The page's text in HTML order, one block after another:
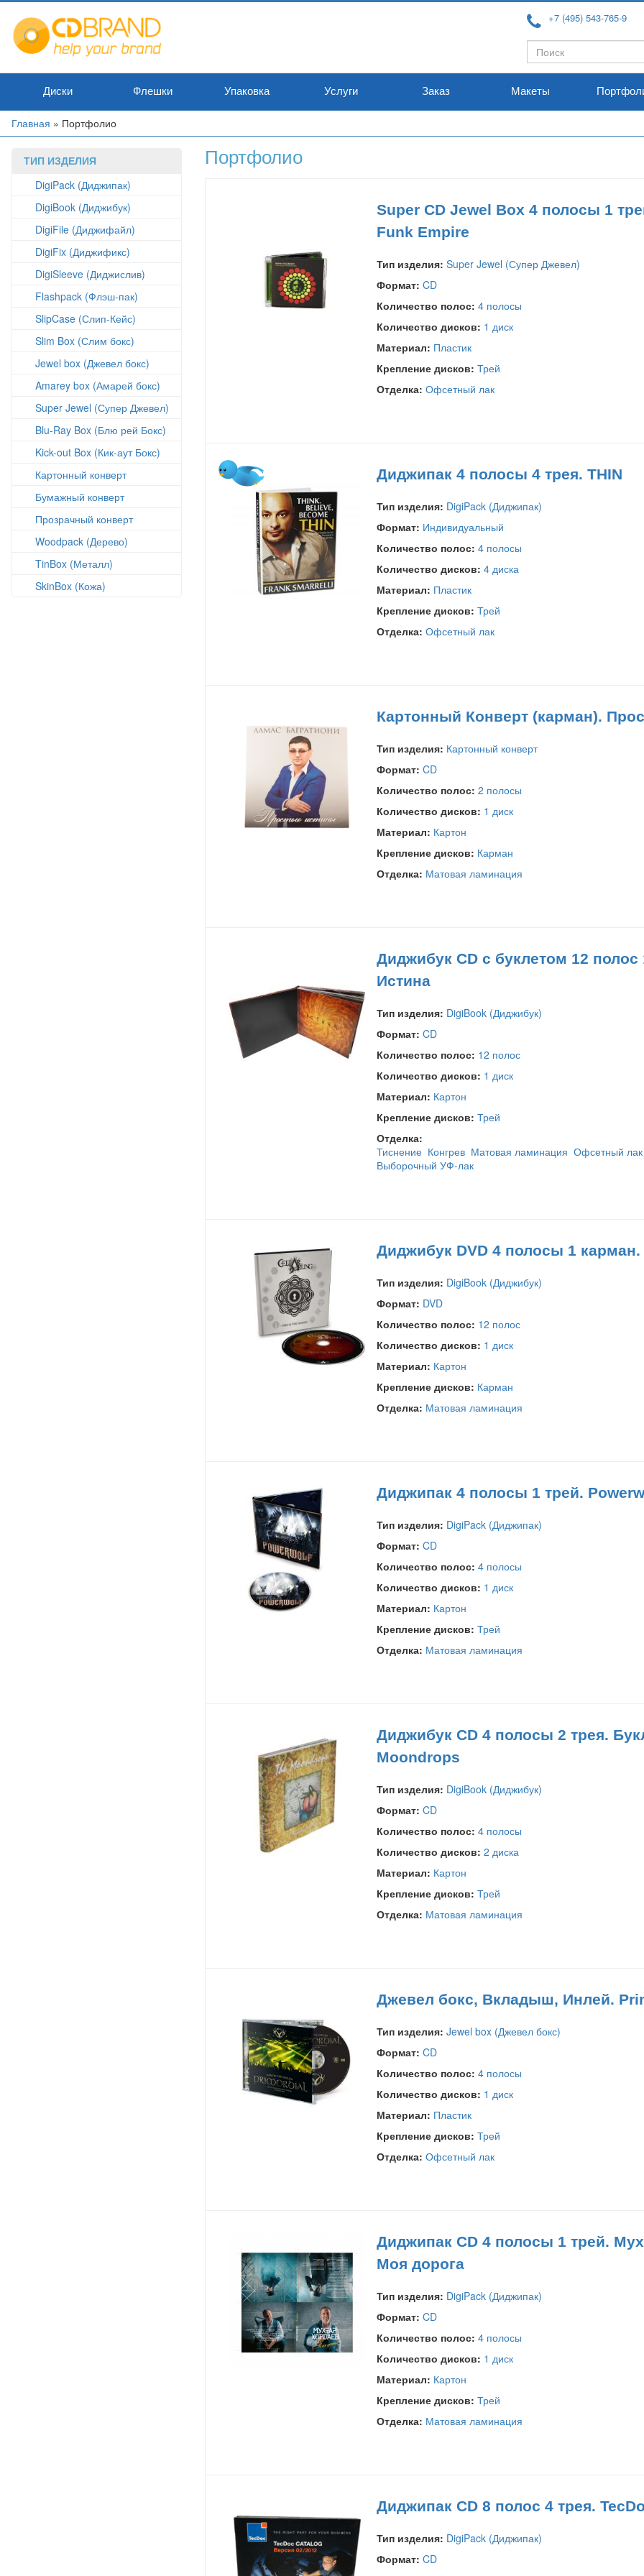
Перейти
основному
содержанию
+7 (495) 543-765-9
Форма
поиска
Поиск
Диски Флешки Упаковка Услуги Заказ Макеты
Вы
Главная » Портфолио
ТИП ИЗДЕЛИЯ
DigiPack (Диджипак)
DigiBook (Диджибук)
DigiFile (Диджифайл)
DigiFix (Диджификс)
DigiSleeve (Диджислив)
Flashpack (Флэш-пак)
SlipCase (Слип-Кейс)
Slim Box (Слим бокс)
Jewel box (Джевел бокс)
Amarey box (Амарей бокс)
Super Jewel (Супер Джевел)
Blu-Ray Box (Блю рей Бокс)
Kick-out Box (Кик-аут Бокс)
Картонный конверт
Бумажный конверт
Прозрачный конверт
Woodpack (Дерево)
TinBox (Металл)
SkinBox (Кожа)
Портфолио
Super CD Jewel Box 4 полосы 1
Funk Empire
Тип изделия: Super Jewel (Супер Джевел)
Формат: CD
Количество полос: 4 полосы
Количество дисков: 1 диск
Материал: Пластик
Крепление дисков: Трей
Отделка: Офсетный лак
Диджипак 4 полосы 4 трея. THIN
Тип изделия: DigiPack (Диджипак)
Формат: Индивидуальный
Количество полос: 4 полосы
Количество дисков: 4 диска
Материал: Пластик
Крепление дисков: Трей
Отделка: Офсетный лак
Картонный Конверт (карман).
Тип изделия: Картонный конверт
Формат: CD
Количество полос: 2 полосы
Количество дисков: 1 диск
Материал: Картон
Крепление дисков: Карман
Отделка: Матовая ламинация
Диджибук CD с буклетом 12 полос
Истина
Тип изделия: DigiBook (Диджибук)
Формат: CD
Количество полос: 12 полос
Количество дисков: 1 диск
Материал: Картон
Крепление дисков: Трей
Отделка:
Тиснение Конгрев Матовая ламинация Офсетный лак
Выборочный УФ-лак
Диджибук DVD 4 полосы 1
Тип изделия: DigiBook (Диджибук)
Формат: DVD
Количество полос: 12 полос
Количество дисков: 1 диск
Материал: Картон
Крепление дисков: Карман
Отделка: Матовая ламинация
Диджипак 4 полосы 1 трей.
Тип изделия: DigiPack (Диджипак)
Формат: CD
Количество полос: 4 полосы
Количество дисков: 1 диск
Материал: Картон
Крепление дисков: Трей
Отделка: Матовая ламинация
Диджибук CD 4 полосы 2 трея.
Moondrops
Тип изделия: DigiBook (Диджибук)
Формат: CD
Количество полос: 4 полосы
Количество дисков: 2 диска
Материал: Картон
Крепление дисков: Трей
Отделка: Матовая ламинация
Джевел бокс, Вкладыш, Инлей.
Тип изделия: Jewel box (Джевел бокс)
Формат: CD
Количество полос: 4 полосы
Количество дисков: 1 диск
Материал: Пластик
Крепление дисков: Трей
Отделка: Офсетный лак
Диджипак CD 4 полосы 1 трей.
Моя дорога
Тип изделия: DigiPack (Диджипак)
Формат: CD
Количество полос: 4 полосы
Количество дисков: 1 диск
Материал: Картон
Крепление дисков: Трей
Отделка: Матовая ламинация
Диджипак CD 8 полос 4 трея.
Тип изделия: DigiPack (Диджипак)
Формат: CD